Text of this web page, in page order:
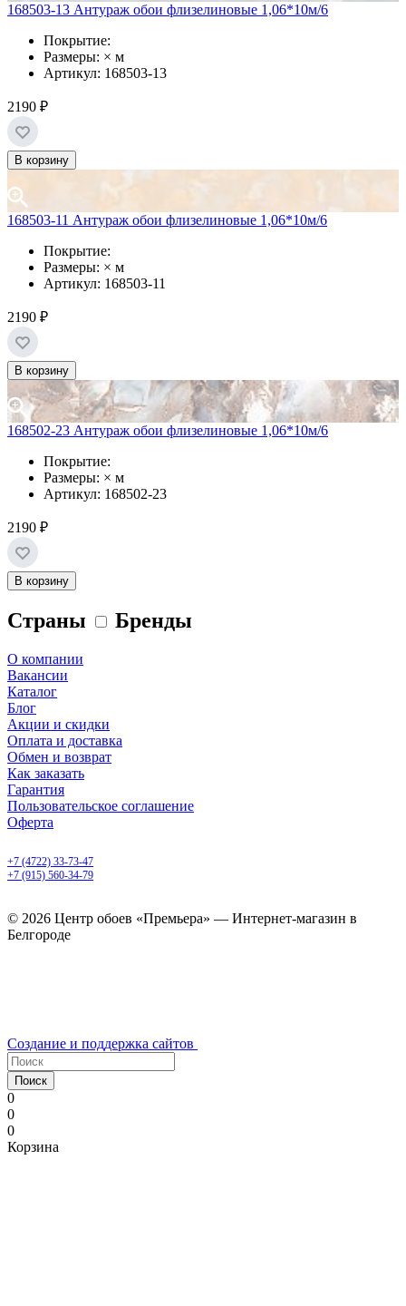
168503-13 Антураж обои флизелиновые 1,06*10м/6
Покрытие:
Размеры: × м
Артикул: 168503-13
2190 ₽
В корзину
168503-11 Антураж обои флизелиновые 1,06*10м/6
Покрытие:
Размеры: × м
Артикул: 168503-11
2190 ₽
В корзину
168502-23 Антураж обои флизелиновые 1,06*10м/6
Покрытие:
Размеры: × м
Артикул: 168502-23
2190 ₽
В корзину
Страны Бренды
О компании
Вакансии
Каталог
Блог
Акции и скидки
Оплата и доставка
Обмен и возврат
Как заказать
Гарантия
Пользовательское соглашение
Оферта
+7 (4722) 33-73-47
+7 (915) 560-34-79
© 2026 Центр обоев «Премьера» — Интернет-магазин в
Белгороде
Создание и поддержка сайтов
Поиск
0
0
0
Корзина